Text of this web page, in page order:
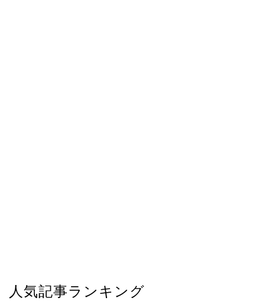
人気記事ランキング